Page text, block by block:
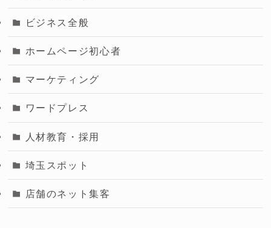
ビジネス全般
ホームページ初心者
マーケティング
ワードプレス
人材教育・採用
埼玉スポット
店舗のネット集客